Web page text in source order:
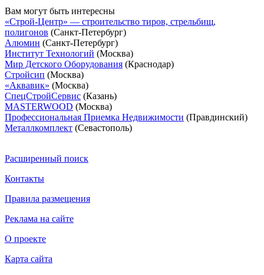
Вам могут быть интересны
«Строй-Центр» — строительство тиров, стрельбищ,
полигонов (Санкт-Петербург)
Алюмин (Санкт-Петербург)
Институт Технологий (Москва)
Мир Детского Оборудования (Краснодар)
Стройсип (Москва)
«Аквавик» (Москва)
СпецСтройСервис (Казань)
MASTERWOOD (Москва)
Профессиональная Приемка Недвижимости (Правдинский)
Металлкомплект (Севастополь)
Расширенный поиск
Контакты
Правила размещения
Реклама на сайте
О проекте
Карта сайта